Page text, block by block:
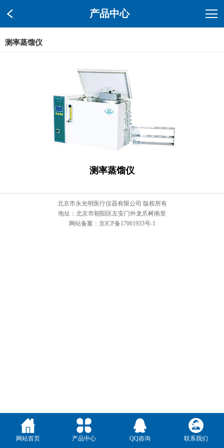
产品中心
测率蒸馏仪
测率蒸馏仪
北京市永光明医疗仪器有限公司 版权所有
地址：北京市朝阳区左安门外龙爪树南里
网站备案：京ICP备17061933号-1
网站首页 产品中心 QQ咨询 联系我们